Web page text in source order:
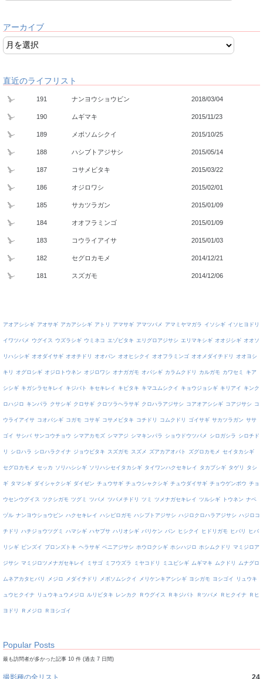
アーカイブ
直近のライフリスト
191 ナンヨウショウビン 2018/03/04
190 ムギマキ 2015/11/23
189 メボソムシクイ 2015/10/25
188 ハシブトアジサシ 2015/05/14
187 コサメビタキ 2015/03/22
186 オジロワシ 2015/02/01
185 サカツラガン 2015/01/09
184 オオフラミンゴ 2015/01/09
183 コウライアイサ 2015/01/03
182 セグロカモメ 2014/12/21
181 スズガモ 2014/12/06
アオアシシギ アオサギ アカアシシギ アトリ アマサギ アマツバメ アマミヤマガラ イソシギ イソヒヨドリ
イワツバメ ウグイス ウズラシギ ウミネコ エゾビタキ エリグロアジサシ エリマキシギ オオジシギ オオソ
リハシシギ オオダイサギ オオチドリ オオバン オオヒシクイ オオフラミンゴ オオメダイチドリ オオヨシ
キリ オグロシギ オジロトウネン オジロワシ オナガガモ オバシギ カラムクドリ カルガモ カワセミ キア
シシギ キガシラセキレイ キジバト キセキレイ キビタキ キマユムシクイ キョウジョシギ キリアイ キンク
ロハジロ キンパラ クサシギ クロサギ クロツラヘラサギ クロハラアジサシ コアオアシシギ コアジサシ コ
ウライアイサ コオバシギ コガモ コサギ コサメビタキ コチドリ コムクドリ ゴイサギ サカツラガン ササ
ゴイ サシバ サンコウチョウ シマアカモズ シマアジ シマキンパラ ショウドウツバメ シロガシラ シロチド
リ シロハラ シロハラクイナ ジョウビタキ スズガモ スズメ ズアカアオバト ズグロカモメ セイタカシギ
セグロカモメ セッカ ソリハシシギ ソリハシセイタカシギ タイワンハクセキレイ タカブシギ タゲリ タシ
ギ タマシギ ダイシャクシギ ダイゼン チュウサギ チュウシャクシギ チュウダイサギ チョウゲンボウ チョ
ウセンウグイス ツクシガモ ツグミ ツバメ ツバメチドリ ツミ ツメナガセキレイ ツルシギ トウネン ナベ
ヅル ナンヨウショウビン ハクセキレイ ハシビロガモ ハシブトアジサシ ハジロクロハラアジサシ ハジロコ
チドリ ハチジョウツグミ ハマシギ ハヤブサ ハリオシギ バリケン バン ヒシクイ ヒドリガモ ヒバリ ヒバ
リシギ ビンズイ ブロンズトキ ヘラサギ ベニアジサシ ホウロクシギ ホシハジロ ホシムクドリ マミジロア
ジサシ マミジロツメナガセキレイ ミサゴ ミフウズラ ミヤコドリ ミユビシギ ムギマキ ムクドリ ムナグロ
ムネアカタヒバリ メジロ メダイチドリ メボソムシクイ メリケンキアシシギ ヨシガモ ヨシゴイ リュウキ
ュウヒクイナ リュウキュウメジロ ルリビタキ レンカク Ｒウグイス Ｒキジバト Ｒツバメ Ｒヒクイナ Ｒヒ
ヨドリ Ｒメジロ Ｒヨシゴイ
Popular Posts
最も訪問者が多かった記事 10 件 (過去 7 日間)
撮影種の全リスト
24